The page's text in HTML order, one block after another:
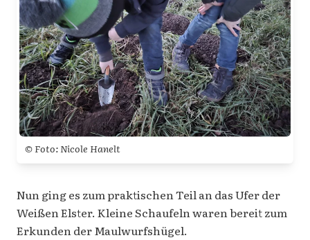
© Foto: Nicole Hanelt
Nun ging es zum praktischen Teil an das Ufer der
Weißen Elster. Kleine Schaufeln waren bereit zum
Erkunden der Maulwurfshügel.